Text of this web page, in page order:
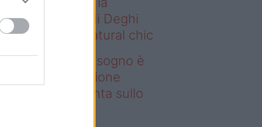
Karan di Deghi
sullo stile natural chic
un living da sogno è
la collezione
di Deghi punta sullo